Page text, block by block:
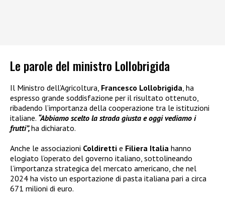
Le parole del ministro Lollobrigida
Il Ministro dell’Agricoltura, Francesco Lollobrigida, ha
espresso grande soddisfazione per il risultato ottenuto,
ribadendo l’importanza della cooperazione tra le istituzioni
italiane. “Abbiamo scelto la strada giusta e oggi vediamo i
frutti”,ha dichiarato.
Anche le associazioni Coldiretti e Filiera Italia hanno
elogiato l’operato del governo italiano, sottolineando
l’importanza strategica del mercato americano, che nel
2024 ha visto un esportazione di pasta italiana pari a circa
671 milioni di euro.